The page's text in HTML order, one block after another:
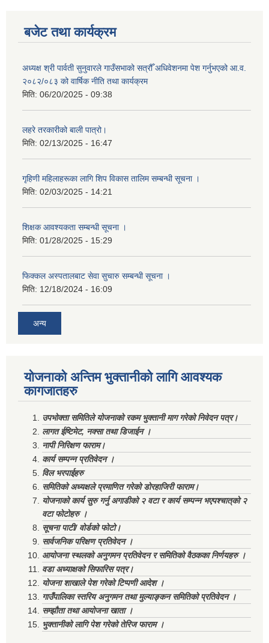
बजेट तथा कार्यक्रम
अध्यक्ष श्री पार्वती सुनुवारले गाउँसभाको सत्रौँ अधिवेशनमा पेश गर्नुभएको आ.व.
२०८२/०८३ को वार्षिक नीति तथा कार्यक्रम
मिति: 06/20/2025 - 09:38
लहरे तरकारीको बाली पात्रो।
मिति: 02/13/2025 - 16:47
गृहिणी महिलाहरूका लागि शिप विकास तालिम सम्बन्धी सूचना ‌।
मिति: 02/03/2025 - 14:21
शिक्षक आवश्यकता सम्बन्धी सूचना ।
मिति: 01/28/2025 - 15:29
फिक्कल अस्पतालबाट सेवा सुचारु सम्बन्धी सूचना ।
मिति: 12/18/2024 - 16:09
अन्य
योजनाको अन्तिम भुक्तानीको लागि आवश्यक
कागजातहरु
उपभोक्ता समितिले योजनाको रकम भुक्तानी माग गरेको निवेदन पत्र।
लागत ईष्टिमेट, नक्सा तथा डिजाईन ।
नापी निरिक्षण फाराम।
कार्य सम्पन्न प्रतिवेदन ।
विल भरपाईहरु
समितिको अध्यक्षले प्रमाणित गरेको डोरहाजिरी फाराम।
योजनाको कार्य सुरु गर्नु अगाडीको २ वटा र कार्य सम्पन्न भएपश्चात्‌को २
वटा फोटोहरु ।
सूचना पाटी/ वोर्डको फोटो।
सार्वजनिक परिक्षण प्रतिवेदन ।
आयोजना स्थलको अनुगमन प्रतिवेदन र समितिको वैठकका निर्णयहरु ।
वडा अध्याक्षको सिफारिस पत्र।
योजना शाखाले पेश गरेको टिप्पणी आदेश ।
गाउँपालिका स्तरिय अनुगमन तथा मुल्याङ्कन समितिको प्रतिवेदन ।
सम्झौता तथा आयोजना खाता ।
भुक्तानीको लागि पेश गरेको तेरिज फाराम ।